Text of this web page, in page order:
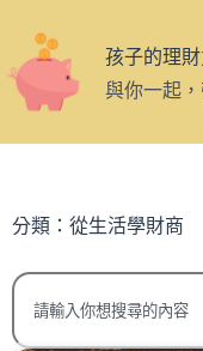
孩子的理
與你一起，
分類：從生活學財商